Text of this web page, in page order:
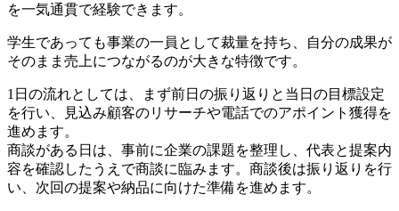
を一気通貫で経験できます。
学生であっても事業の一員として裁量を持ち、自分の成果が
そのまま売上につながるのが大きな特徴です。
1日の流れとしては、まず前日の振り返りと当日の目標設定
を行い、見込み顧客のリサーチや電話でのアポイント獲得を
進めます。
商談がある日は、事前に企業の課題を整理し、代表と提案内
容を確認したうえで商談に臨みます。商談後は振り返りを行
い、次回の提案や納品に向けた準備を進めます。